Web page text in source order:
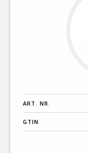
ART. NR.
GTIN